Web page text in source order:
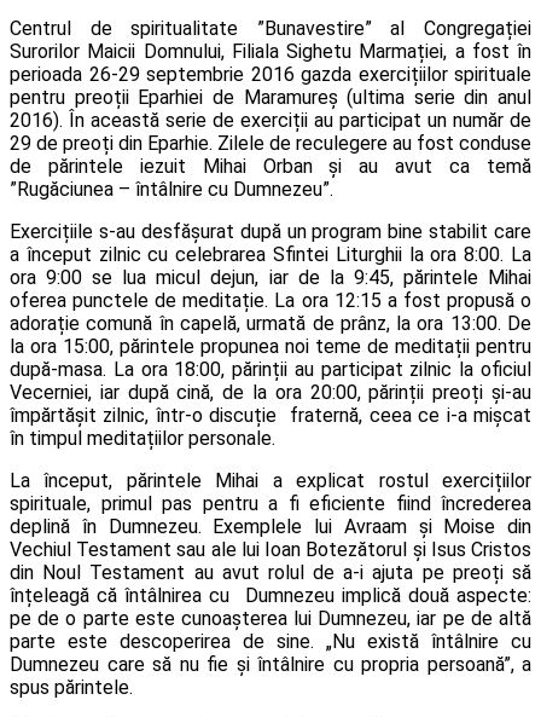
Centrul de spiritualitate ”Bunavestire” al Congregației
Surorilor Maicii Domnului, Filiala Sighetu Marmației, a fost în
perioada 26-29 septembrie 2016 gazda exercițiilor spirituale
pentru preoții Eparhiei de Maramureș (ultima serie din anul
2016). În această serie de exerciții au participat un număr de
29 de preoți din Eparhie. Zilele de reculegere au fost conduse
de părintele iezuit Mihai Orban și au avut ca temă
”Rugăciunea – întâlnire cu Dumnezeu”.
Exercițiile s-au desfășurat după un program bine stabilit care
a început zilnic cu celebrarea Sfintei Liturghii la ora 8:00. La
ora 9:00 se lua micul dejun, iar de la 9:45, părintele Mihai
oferea punctele de meditație. La ora 12:15 a fost propusă o
adorație comună în capelă, urmată de prânz, la ora 13:00. De
la ora 15:00, părintele propunea noi teme de meditații pentru
după-masa. La ora 18:00, părinții au participat zilnic la oficiul
Vecerniei, iar după cină, de la ora 20:00, părinții preoți și-au
împărtășit zilnic, într-o discuție fraternă, ceea ce i-a mișcat
în timpul meditațiilor personale.
La început, părintele Mihai a explicat rostul exercițiilor
spirituale, primul pas pentru a fi eficiente fiind încrederea
deplină în Dumnezeu. Exemplele lui Avraam și Moise din
Vechiul Testament sau ale lui Ioan Botezătorul și Isus Cristos
din Noul Testament au avut rolul de a-i ajuta pe preoți să
înțeleagă că întâlnirea cu Dumnezeu implică două aspecte:
pe de o parte este cunoașterea lui Dumnezeu, iar pe de altă
parte este descoperirea de sine. „Nu există întâlnire cu
Dumnezeu care să nu fie și întâlnire cu propria persoană”, a
spus părintele.